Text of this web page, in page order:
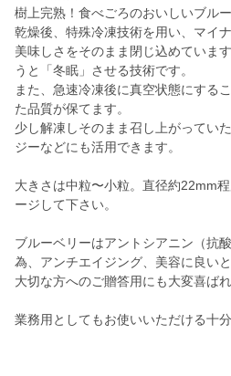
樹上完熟！食べごろのおいしいブル
乾燥後、特殊冷凍技術を用い、マイ
美味しさをそのまま閉じ込めていま
うと「冬眠」させる技術です。
また、急速冷凍後に真空状態にする
た品質が保てます。
少し解凍しそのまま召し上がってい
ジーなどにも活用できます。
大きさは中粒〜小粒。直径約22mm
ージして下さい。
ブルーベリーはアントシアニン（抗
為、アンチエイジング、美容に良い
大切な方へのご贈答用にも大変喜ばれ
業務用としてもお使いいただける十分